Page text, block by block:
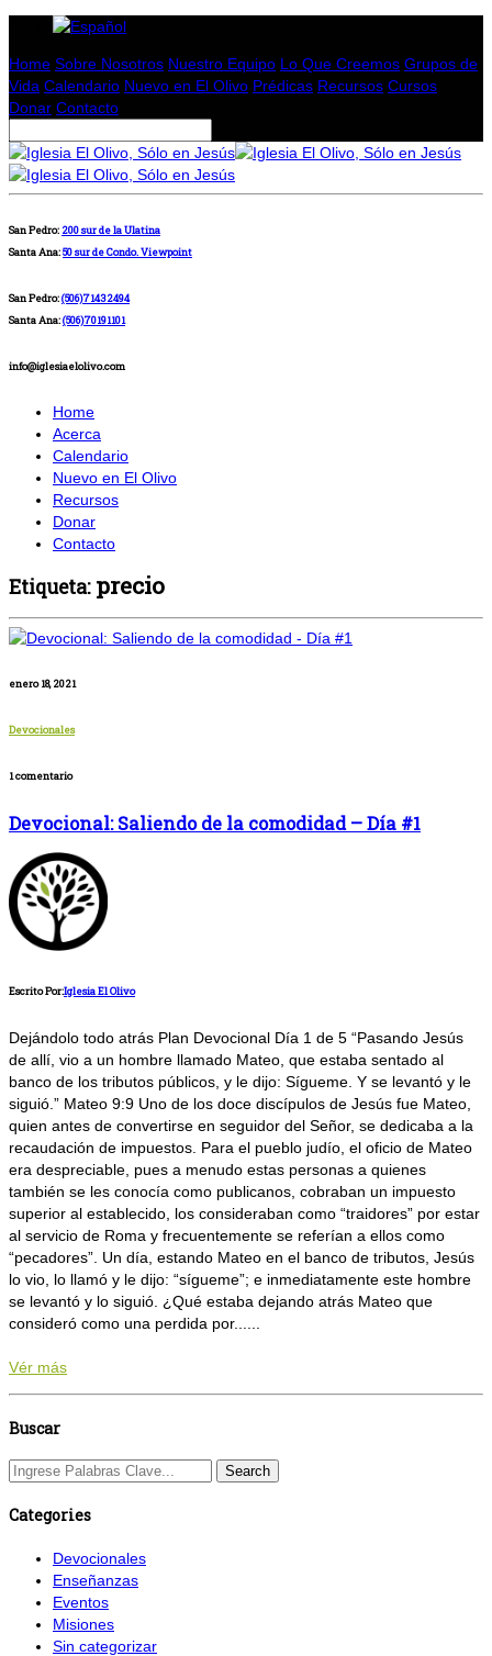
Home Sobre Nosotros Nuestro Equipo Lo Que Creemos Grupos de
Vida Calendario Nuevo en El Olivo Prédicas Recursos Cursos
Donar Contacto
San Pedro: 200 sur de la Ulatina
Santa Ana:50 sur de Condo. Viewpoint
San Pedro:(506)71432494
Santa Ana:(506)70191101
info@iglesiaelolivo.com
Home
Acerca
Calendario
Nuevo en El Olivo
Recursos
Donar
Contacto
Etiqueta:precio
enero 18, 2021
Devocionales
1 comentario
Devocional: Saliendo de la comodidad – Día #1
Escrito Por:Iglesia El Olivo
Dejándolo todo atrás Plan Devocional Día 1 de 5 “Pasando Jesús
de allí, vio a un hombre llamado Mateo, que estaba sentado al
banco de los tributos públicos, y le dijo: Sígueme. Y se levantó y le
siguió.” Mateo 9:9 Uno de los doce discípulos de Jesús fue Mateo,
quien antes de convertirse en seguidor del Señor, se dedicaba a la
recaudación de impuestos. Para el pueblo judío, el oficio de Mateo
era despreciable, pues a menudo estas personas a quienes
también se les conocía como publicanos, cobraban un impuesto
superior al establecido, los consideraban como “traidores” por estar
al servicio de Roma y frecuentemente se referían a ellos como
“pecadores”. Un día, estando Mateo en el banco de tributos, Jesús
lo vio, lo llamó y le dijo: “sígueme”; e inmediatamente este hombre
se levantó y lo siguió. ¿Qué estaba dejando atrás Mateo que
consideró como una perdida por......
Vér más
Buscar
Categories
Devocionales
Enseñanzas
Eventos
Misiones
Sin categorizar